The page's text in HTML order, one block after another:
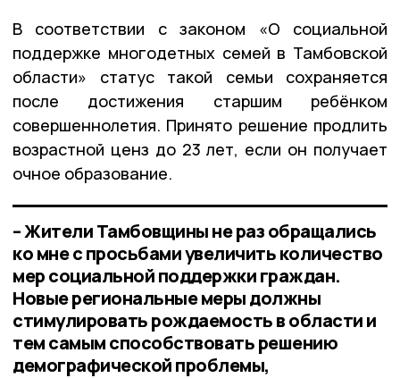
В соответствии с законом «О социальной
поддержке многодетных семей в Тамбовской
области» статус такой семьи сохраняется
после достижения старшим ребёнком
совершеннолетия. Принято решение продлить
возрастной ценз до 23 лет, если он получает
очное образование.
– Жители Тамбовщины не раз обращались
ко мне с просьбами увеличить количество
мер социальной поддержки граждан.
Новые региональные меры должны
стимулировать рождаемость в области и
тем самым способствовать решению
демографической проблемы,